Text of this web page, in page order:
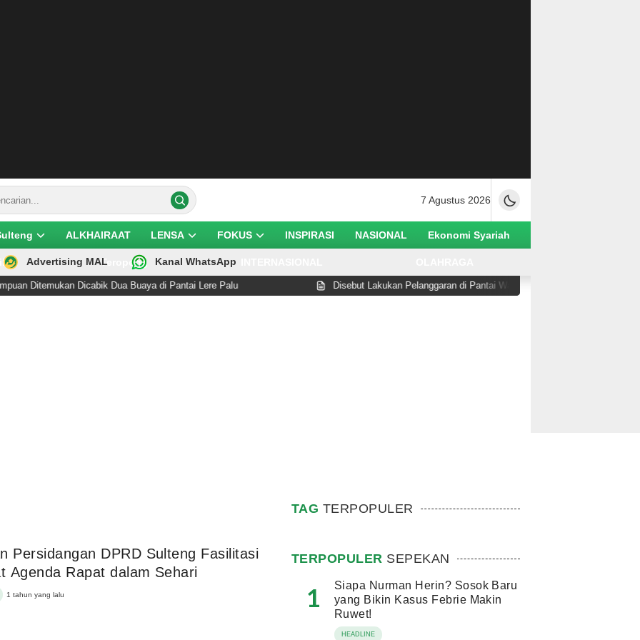
7 Agustus 2026
ALKHAIRAAT LENSA FOKUS INSPIRASI NASIONAL Ekonomi Syariah
Teropong
Advertising MAL Kanal WhatsApp
Dicabik Dua Buaya di Pantai Lere Palu Disebut Lakukan Pelanggaran di Pantai Watusampu, Wabup Abdul Sahid
Persidangan DPRD Sulteng Fasilitasi
Agenda Rapat dalam Sehari
1 tahun yang lalu
TAG TERPOPULER
TERPOPULER SEPEKAN
1
Siapa Nurman Herin? Sosok Baru
yang Bikin Kasus Febrie Makin
Ruwet!
HEADLINE